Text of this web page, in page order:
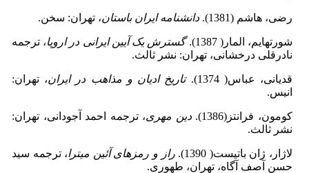
رضی، هاشم (1381). دانشنامه ایران باستان، تهران: سخن.
شورتهایم، المار( 1387). گسترش یک آیین ایرانی در اروپا، ترجمه
نادرقلی درخشانی، تهران: نشر ثالث.
قدیانی، عباس( 1374). تاریخ ادیان و مذاهب در ایران، تهران:
انیس.
کومون، فرانتز(1386). دین مهری، ترجمه احمد آجودانی، تهران:
نشر ثالث.
لاژار، ژان باتیست( 1390). راز و رمزهای آئین میترا، ترجمه سید
حسن آصف آگاه، تهران، طهوری.